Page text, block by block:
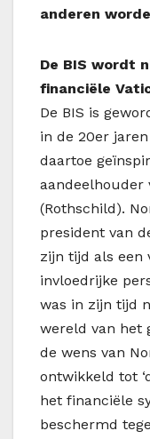
anderen
De BIS wordt
financiële
De BIS is
in de 20er
daartoe
aandeelhouder
(Rothschild).
president van
zijn tijd als een
invloedrijke
was in zijn tijd
wereld van het
de wens van
ontwikkeld tot
het financiële
beschermd